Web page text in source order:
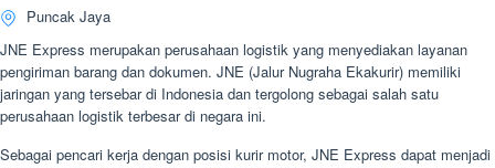
Puncak Jaya
JNE Express merupakan perusahaan logistik yang menyediakan layanan
pengiriman barang dan dokumen. JNE (Jalur Nugraha Ekakurir) memiliki
jaringan yang tersebar di Indonesia dan tergolong sebagai salah satu
perusahaan logistik terbesar di negara ini.
Sebagai pencari kerja dengan posisi kurir motor, JNE Express dapat menjadi